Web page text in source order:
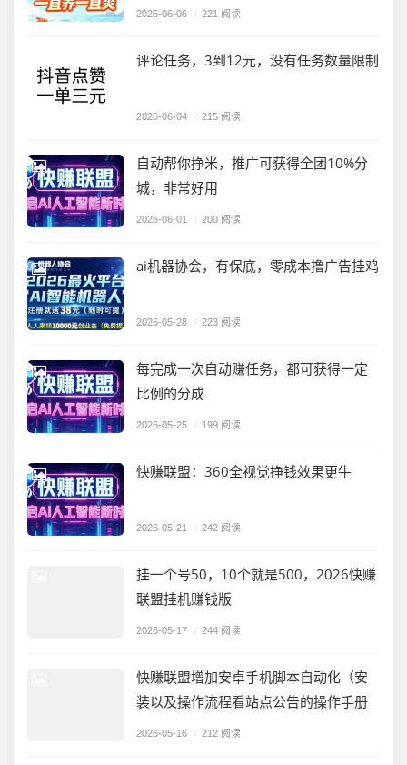
2026-06-06 / 221 阅读
评论任务，3到12元，没有任务数量限制
2026-06-04 / 215 阅读
自动帮你挣米，推广可获得全团10%分
城，非常好用
2026-06-01 / 200 阅读
ai机器协会，有保底，零成本撸广告挂鸡
2026-05-28 / 223 阅读
每完成一次自动赚任务，都可获得一定
比例的分成
2026-05-25 / 199 阅读
快赚联盟：360全视觉挣钱效果更牛
2026-05-21 / 242 阅读
挂一个号50，10个就是500，2026快赚
联盟挂机赚钱版
2026-05-17 / 244 阅读
快赚联盟增加安卓手机脚本自动化（安
装以及操作流程看站点公告的操作手册
2026-05-16 / 212 阅读